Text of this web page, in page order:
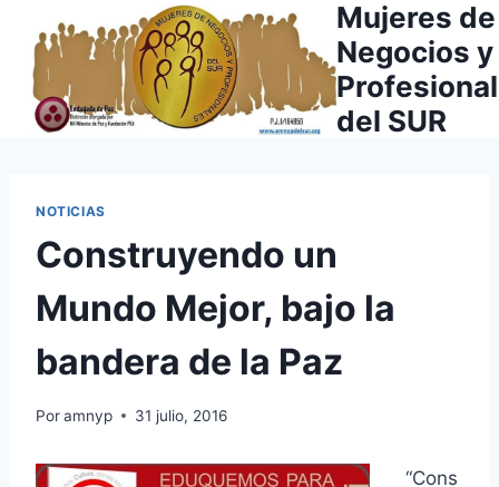
contenido
Mujeres de
Negocios y
del SUR
NOTICIAS
Construyendo un
Mundo Mejor, bajo la
bandera de la Paz
Poramnyp 31 julio, 2016
“Cons